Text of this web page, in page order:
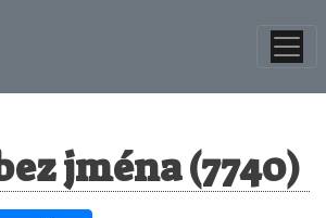
jména (7740)